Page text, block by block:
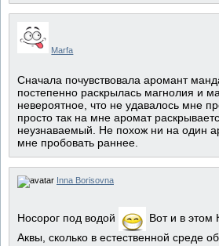
Marfa
Сначала почувствовала аромант
постепенно раскрылась магнолия и
невероятное, что не удавалось мне
просто так на мне аромат
неузнаваемый. Не похож ни на один
мне пробовать раннее.
Inna Borisovna
Носорог под водой
Вот и в этом
Аквы, сколько в естественной среде